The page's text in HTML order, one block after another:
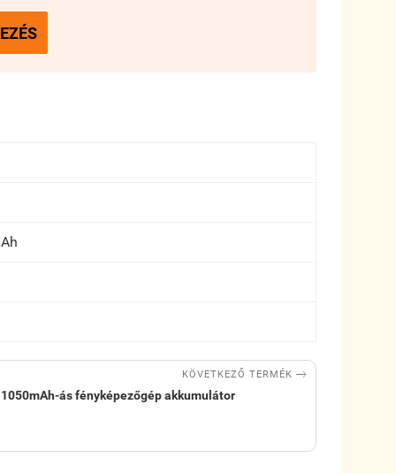
KÖVETKEZŐ TERMÉK 
ás fényképezőgép akkumulátor